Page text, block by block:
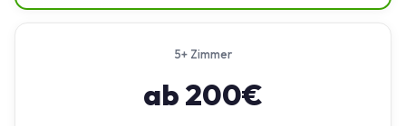
5+ Zimmer
ab 200€